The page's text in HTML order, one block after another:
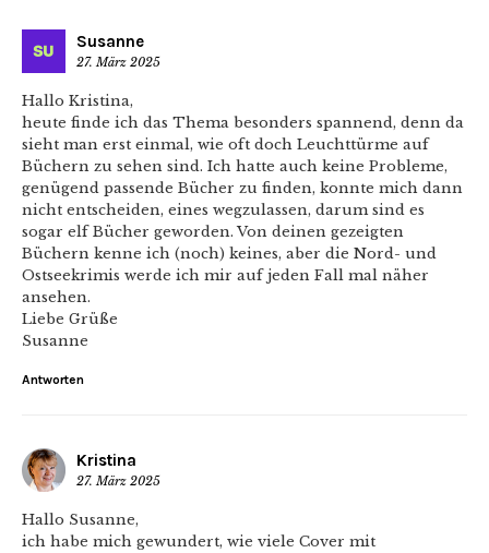
Susanne
27. März 2025
Hallo Kristina,
heute finde ich das Thema besonders spannend, denn da
sieht man erst einmal, wie oft doch Leuchttürme auf
Büchern zu sehen sind. Ich hatte auch keine Probleme,
genügend passende Bücher zu finden, konnte mich dann
nicht entscheiden, eines wegzulassen, darum sind es
sogar elf Bücher geworden. Von deinen gezeigten
Büchern kenne ich (noch) keines, aber die Nord- und
Ostseekrimis werde ich mir auf jeden Fall mal näher
ansehen.
Liebe Grüße
Susanne
Antworten
Kristina
27. März 2025
Hallo Susanne,
ich habe mich gewundert, wie viele Cover mit